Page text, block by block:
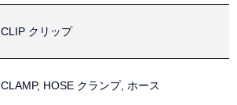
CLIP クリップ
CLAMP, HOSE クランプ, ホース